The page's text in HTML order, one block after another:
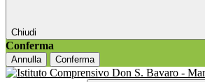
Chiudi
Conferma
Annulla Conferma